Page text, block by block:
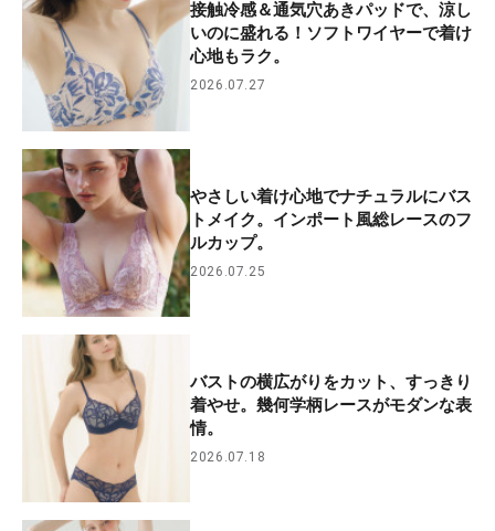
接触冷感＆通気穴あきパッドで、涼し
いのに盛れる！ソフトワイヤーで着け
心地もラク。
2026.07.27
やさしい着け心地でナチュラルにバス
トメイク。インポート風総レースのフ
ルカップ。
2026.07.25
バストの横広がりをカット、すっきり
着やせ。幾何学柄レースがモダンな表
情。
2026.07.18